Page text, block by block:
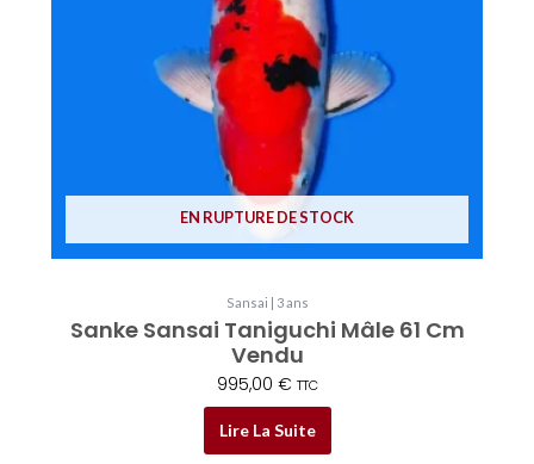
EN RUPTURE DE STOCK
Sansai | 3 ans
Sanke Sansai Taniguchi Mâle 61 Cm
Vendu
995,00 € TTC
Lire La Suite